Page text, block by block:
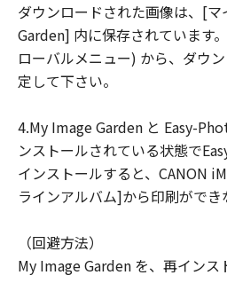
ダウンロードされた画像は、[
Garden] 内に保存されています
ローバルメニュー) から、ダウ
定して下さい。
4.My Image Garden と Easy-
ンストールされている状態で
インストールすると、CANON
ラインアルバム]から印刷ができ
（回避方法）
My Image Garden を、再インス